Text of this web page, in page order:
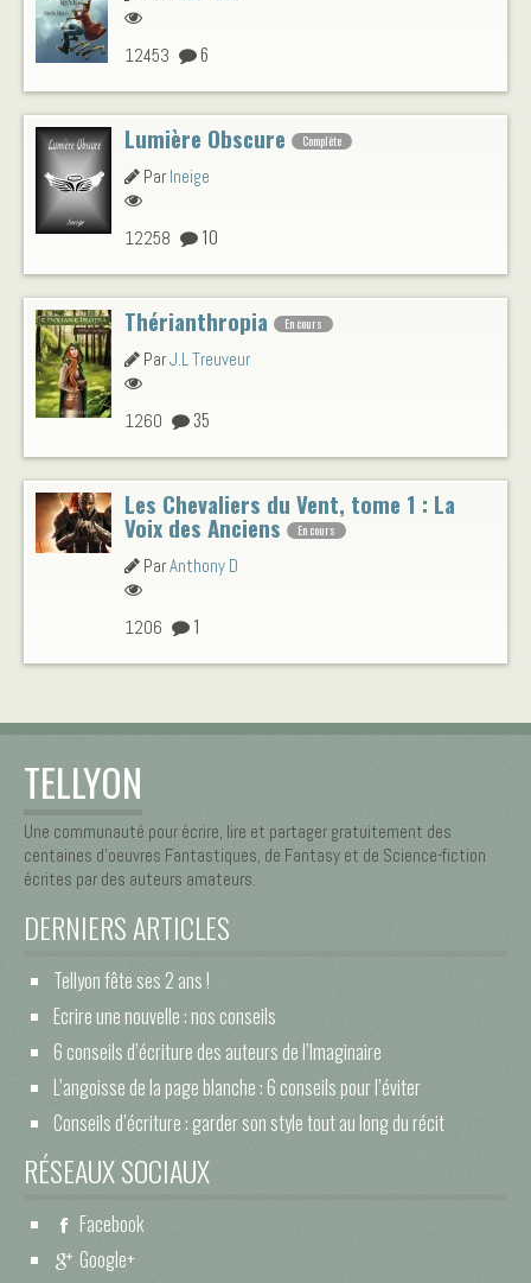
12453 6
Lumière Obscure Complète
ParIneige
12258 10
Thérianthropia En cours
ParJ.L Treuveur
1260 35
Les Chevaliers du Vent, tome 1 : La
Voix des Anciens En cours
ParAnthony D
1206 1
TELLYON
Une communauté pour écrire, lire et partager gratuitement des
centaines d’oeuvres Fantastiques, de Fantasy et de Science-fiction
écrites par des auteurs amateurs.
DERNIERS ARTICLES
Tellyon fête ses 2 ans !
Ecrire une nouvelle : nos conseils
6 conseils d’écriture des auteurs de l’Imaginaire
L’angoisse de la page blanche : 6 conseils pour l’éviter
Conseils d’écriture : garder son style tout au long du récit
RÉSEAUX SOCIAUX
Facebook
Google+